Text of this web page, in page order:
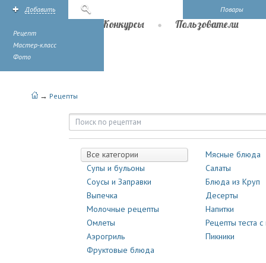
Повары
Добавить
Рецепт
Мастер-класс
Фото
Конкурсы Пользователи
→ Рецепты
Рецепты | Повары.ру
Все категории
Мясные блюда
Супы и бульоны
Салаты
Соусы и Заправки
Блюда из Круп
Выпечка
Десерты
Молочные рецепты
Напитки
Омлеты
Рецепты теста с
Аэрогриль
Пикники
Фруктовые блюда